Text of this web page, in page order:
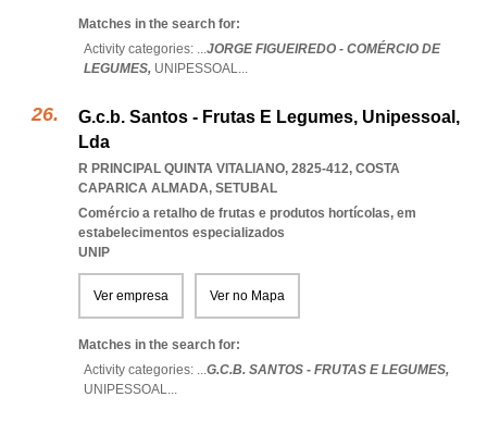
Matches in the search for:
Activity categories: ...JORGE FIGUEIREDO - COMÉRCIO DE
LEGUMES, UNIPESSOAL...
G.c.b. Santos - Frutas E Legumes, Unipessoal,
Lda
R PRINCIPAL QUINTA VITALIANO, 2825-412, COSTA
CAPARICA ALMADA, SETUBAL
Comércio a retalho de frutas e produtos hortícolas, em
estabelecimentos especializados
UNIP
Ver empresa Ver no Mapa
Matches in the search for:
Activity categories: ...G.C.B. SANTOS - FRUTAS E LEGUMES,
UNIPESSOAL...